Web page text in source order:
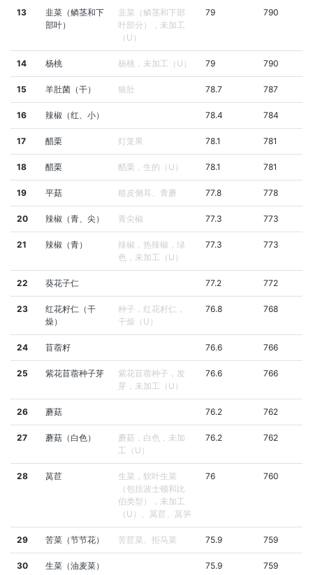
13
韭菜（鳞茎和下
部叶）
韭菜（鳞茎和下部
叶部分），未加工
（U）
79 790
14 杨桃 杨桃，未加工（U） 79 790
15 羊肚菌（干） 狼肚 78.7 787
16 辣椒（红、小） 78.4 784
17 醋栗 灯笼果 78.1 781
18 醋栗 醋栗，生的（U） 78.1 781
19 平菇 糙皮侧耳、青蘑 77.8 778
20 辣椒（青、尖） 青尖椒 77.3 773
21 辣椒（青）
辣椒，热辣椒，绿
色，未加工（U）
77.3 773
22 葵花子仁 77.2 772
23
红花籽仁（干
燥）
种子，红花籽仁，
干燥（U）
76.8 768
24 苜蓿籽 76.6 766
25 紫花苜蓿种子芽
紫花苜蓿种子，发
芽，未加工（U）
76.6 766
26 蘑菇 76.2 762
27 蘑菇（白色）
蘑菇，白色，未加
工（U）
76.2 762
28 莴苣
生菜，软叶生菜
（包括波士顿和比
伯类型），未加工
（U）、莴苣、莴笋
76 760
29 苦菜（节节花） 苦苣菜、拒马菜 75.9 759
30 生菜（油麦菜） 75.9 759